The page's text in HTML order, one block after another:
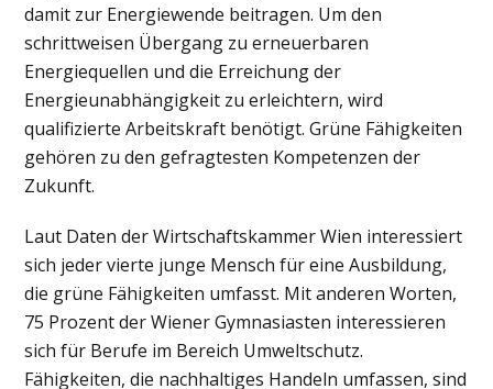
damit zur Energiewende beitragen. Um den
schrittweisen Übergang zu erneuerbaren
Energiequellen und die Erreichung der
Energieunabhängigkeit zu erleichtern, wird
qualifizierte Arbeitskraft benötigt. Grüne Fähigkeiten
gehören zu den gefragtesten Kompetenzen der
Zukunft.
Laut Daten der Wirtschaftskammer Wien interessiert
sich jeder vierte junge Mensch für eine Ausbildung,
die grüne Fähigkeiten umfasst. Mit anderen Worten,
75 Prozent der Wiener Gymnasiasten interessieren
sich für Berufe im Bereich Umweltschutz.
Fähigkeiten, die nachhaltiges Handeln umfassen, sind